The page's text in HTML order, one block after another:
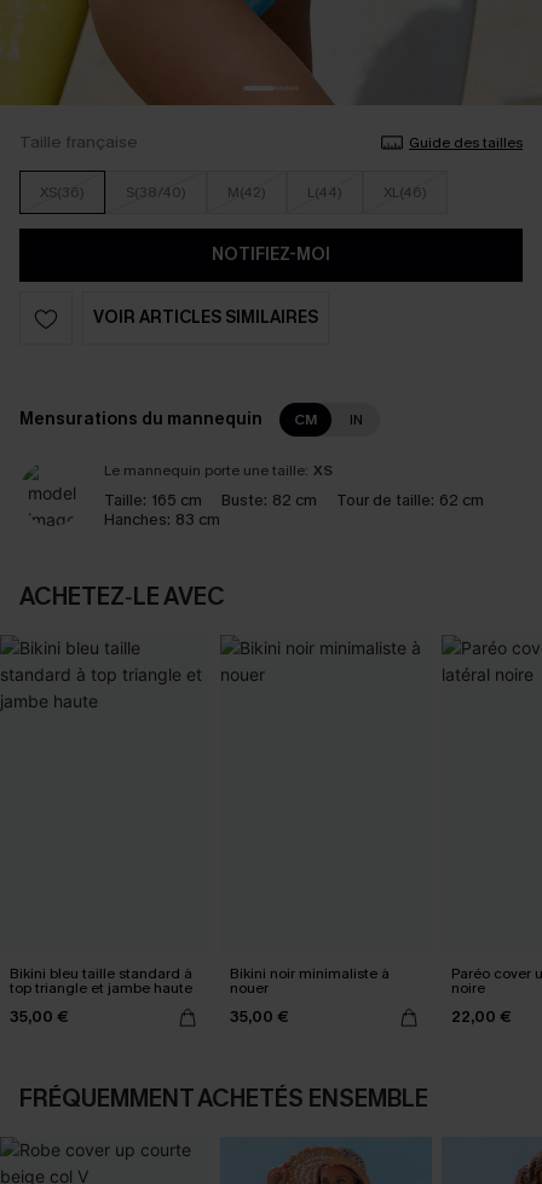
Taille française Guide des tailles
XS(36) S(38/40) M(42) L(44) XL(46)
NOTIFIEZ-MOI
VOIR ARTICLES SIMILAIRES
Mensurations du mannequin CM IN
Le mannequin porte une taille: XS
Taille: 165 cm Buste: 82 cm Tour de taille: 62 cm
Hanches: 83 cm
ACHETEZ‑LE AVEC
Bikini bleu taille standard à
top triangle et jambe haute
35,00 €
Bikini noir minimaliste à
nouer
35,00 €
Paréo cover
noire
22,00 €
FRÉQUEMMENT ACHETÉS ENSEMBLE